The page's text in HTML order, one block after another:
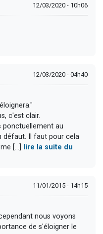
12/03/2020 - 10h06
12/03/2020 - 04h40
c'est clair.
ponctuellement au
défaut. Il faut pour cela
[...]
lire la suite du
11/01/2015 - 14h15
nous voyons
de s'éloigner le